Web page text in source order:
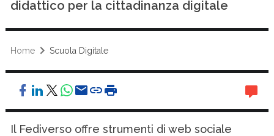
didattico per la cittadinanza digitale
Home Scuola Digitale
Il Fediverso offre strumenti di web sociale